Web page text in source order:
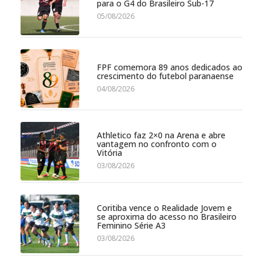
para o G4 do Brasileiro Sub-17
05/08/2026
FPF comemora 89 anos dedicados ao
crescimento do futebol paranaense
04/08/2026
Athletico faz 2×0 na Arena e abre
vantagem no confronto com o
Vitória
03/08/2026
Coritiba vence o Realidade Jovem e
se aproxima do acesso no Brasileiro
Feminino Série A3
03/08/2026